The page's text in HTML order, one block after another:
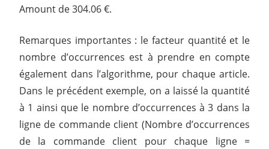
Amount de 304.06 €.
Remarques importantes : le facteur quantité et le
nombre d’occurrences est à prendre en compte
également dans l’algorithme, pour chaque article.
Dans le précédent exemple, on a laissé la quantité
à 1 ainsi que le nombre d’occurrences à 3 dans la
ligne de commande client (Nombre d’occurrences
de la commande client pour chaque ligne =